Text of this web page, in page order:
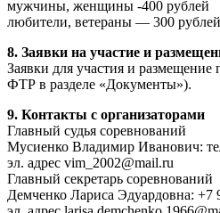
мужчины, женщины -400 рублей
любители, ветераны — 300 рублей
8. Заявки на участие и
Заявки для участия и
ФТР в разделе «Документы»).
9. Контакты с организаторами
Главный судья соревнований
Мусиенко Владимир Иванович:
эл. адрес vim_2002@mail.ru
Главный секретарь соревнований
Демченко Лариса Эдуардовна: +7